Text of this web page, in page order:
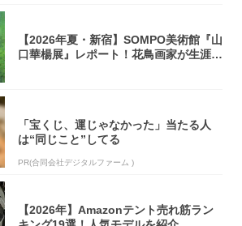
【2026年夏・新宿】SOMPO美術館『山
口華楊展』レポート！花鳥画家が生涯描
「宝くじ、運じゃなかった」当たる人
は“同じこと”してる
PR(合同会社デジタルファーム )
【2026年】Amazonテント売れ筋ラン